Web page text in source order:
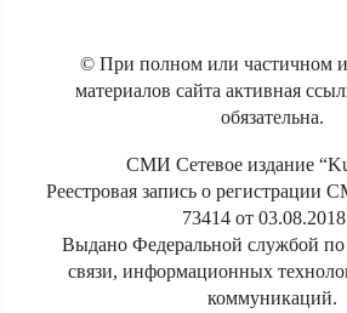
© При полном или частичном
материалов сайта активная
обязательна.
СМИ Сетевое издание
Реестровая запись о
73414 от 03.08.2018
Выдано Федеральной службой по
связи, информационных
коммуникаций.